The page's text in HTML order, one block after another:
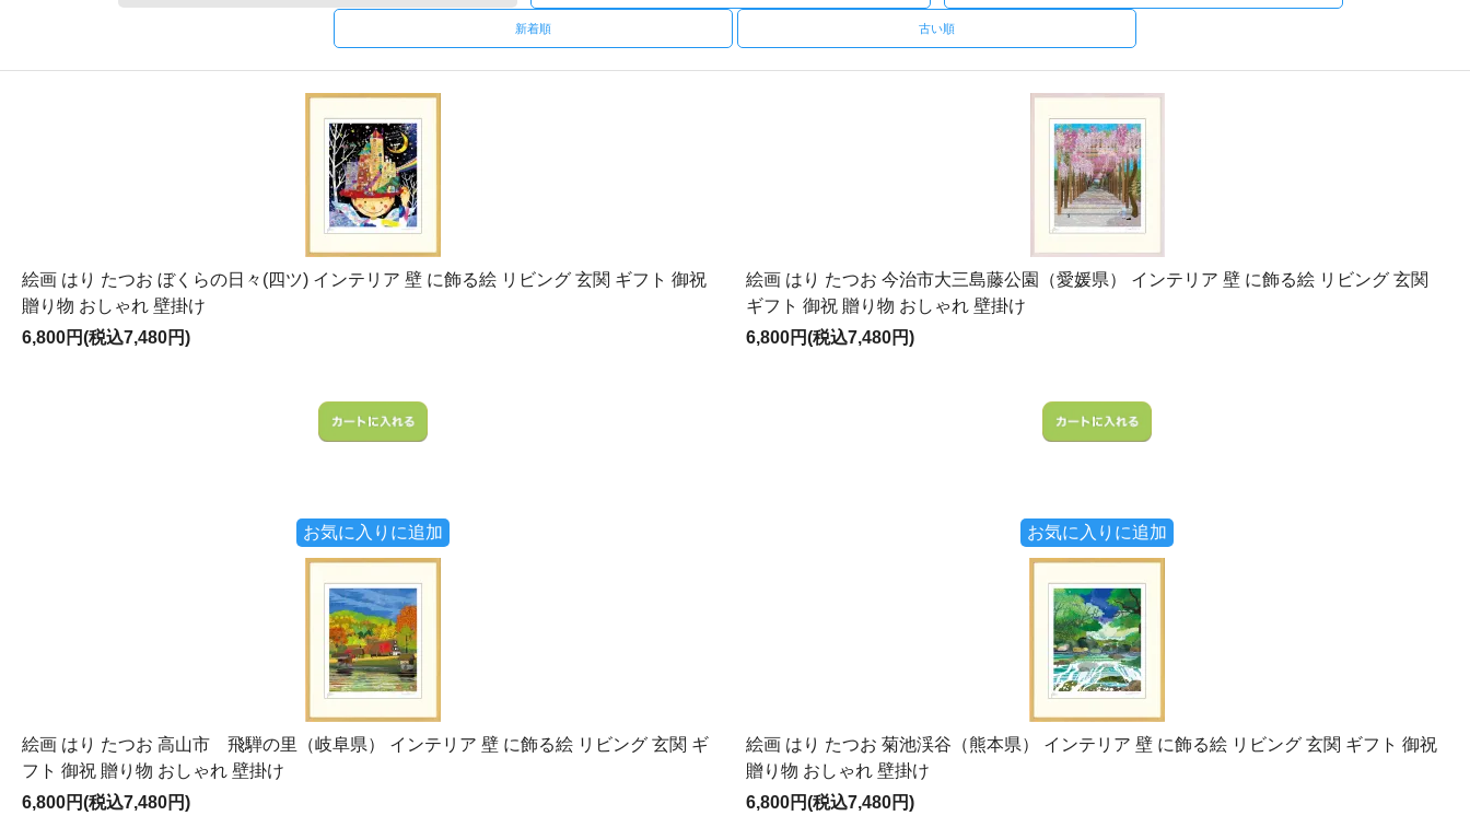
新着順 古い順
絵画 はり たつお ぼくらの日々(四ツ) インテリア 壁 に飾る絵 リビング 玄関 ギフト 御祝
贈り物 おしゃれ 壁掛け
6,800円(税込7,480円)
お気に入りに追加
絵画 はり たつお 今治市大三島藤公園（愛媛県） インテリア 壁 に飾る絵 リビング 玄関
ギフト 御祝 贈り物 おしゃれ 壁掛け
6,800円(税込7,480円)
お気に入りに追加
絵画 はり たつお 高山市 飛騨の里（岐阜県） インテリア 壁 に飾る絵 リビング 玄関 ギ
フト 御祝 贈り物 おしゃれ 壁掛け
6,800円(税込7,480円)
絵画 はり たつお 菊池渓谷（熊本県） インテリア 壁 に飾る絵 リビング 玄関 ギフト 御祝
贈り物 おしゃれ 壁掛け
6,800円(税込7,480円)